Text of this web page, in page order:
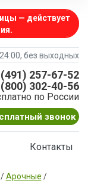
— действует
без выходных
257-67-52
302-40-56
по России
звонок
Контакты
/Арочные /